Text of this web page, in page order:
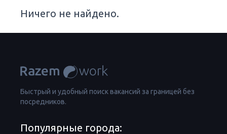
Ничего не найдено.
Быстрый и удобный поиск вакансий за границей без
посредников.
Популярные города: